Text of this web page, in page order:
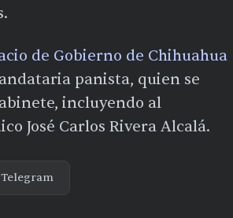
de Gobierno de Chihuahua
panista, quien se
incluyendo al
José Carlos Rivera Alcalá.